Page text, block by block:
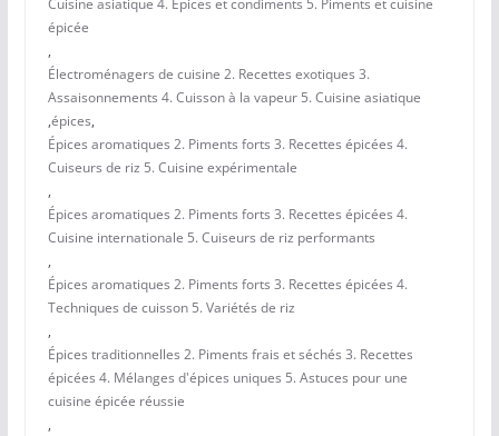
Cuisine asiatique 4. Épices et condiments 5. Piments et cuisine
épicée
,
Électroménagers de cuisine 2. Recettes exotiques 3.
Assaisonnements 4. Cuisson à la vapeur 5. Cuisine asiatique
,épices,
Épices aromatiques 2. Piments forts 3. Recettes épicées 4.
Cuiseurs de riz 5. Cuisine expérimentale
,
Épices aromatiques 2. Piments forts 3. Recettes épicées 4.
Cuisine internationale 5. Cuiseurs de riz performants
,
Épices aromatiques 2. Piments forts 3. Recettes épicées 4.
Techniques de cuisson 5. Variétés de riz
,
Épices traditionnelles 2. Piments frais et séchés 3. Recettes
épicées 4. Mélanges d'épices uniques 5. Astuces pour une
cuisine épicée réussie
,